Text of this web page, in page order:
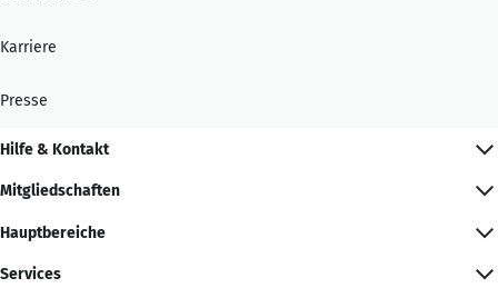
Karriere
Presse
Hilfe & Kontakt
Mitgliedschaften
Hauptbereiche
Services